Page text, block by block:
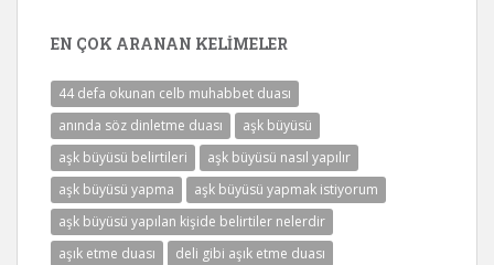
EN ÇOK ARANAN KELIMELER
44 defa okunan celb muhabbet duası
anında söz dinletme duası
aşk büyüsü
aşk büyüsü belirtileri
aşk büyüsü nasıl yapılır
aşk büyüsü yapma
aşk büyüsü yapmak istiyorum
aşk büyüsü yapılan kişide belirtiler nelerdir
aşık etme duası
deli gibi aşık etme duası